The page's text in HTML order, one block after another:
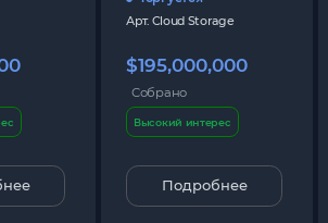
Арт. Cloud Storage
$195,000,000
Собрано
Высокий интерес
Подробнее